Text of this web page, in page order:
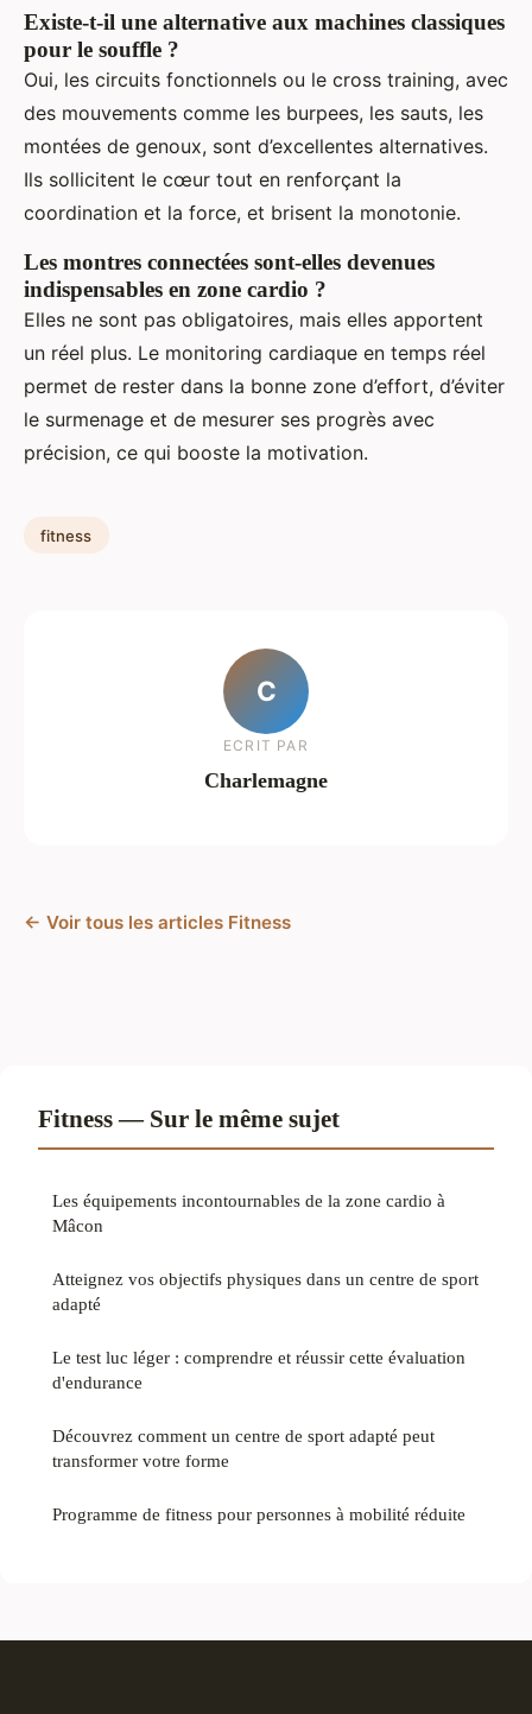
Existe-t-il une alternative aux machines classiques
pour le souffle ?
Oui, les circuits fonctionnels ou le cross training, avec
des mouvements comme les burpees, les sauts, les
montées de genoux, sont d’excellentes alternatives.
Ils sollicitent le cœur tout en renforçant la
coordination et la force, et brisent la monotonie.
Les montres connectées sont-elles devenues
indispensables en zone cardio ?
Elles ne sont pas obligatoires, mais elles apportent
un réel plus. Le monitoring cardiaque en temps réel
permet de rester dans la bonne zone d’effort, d’éviter
le surmenage et de mesurer ses progrès avec
précision, ce qui booste la motivation.
fitness
C
ECRIT PAR
Charlemagne
← Voir tous les articles Fitness
Fitness — Sur le même sujet
Les équipements incontournables de la zone cardio à
Mâcon
Atteignez vos objectifs physiques dans un centre de sport
adapté
Le test luc léger : comprendre et réussir cette évaluation
d'endurance
Découvrez comment un centre de sport adapté peut
transformer votre forme
Programme de fitness pour personnes à mobilité réduite